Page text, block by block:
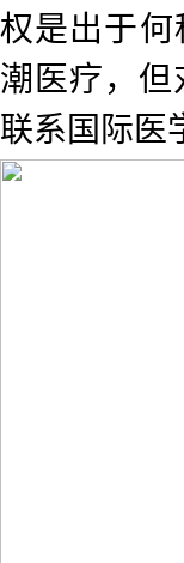
权是出于
潮医疗，
联系国际医